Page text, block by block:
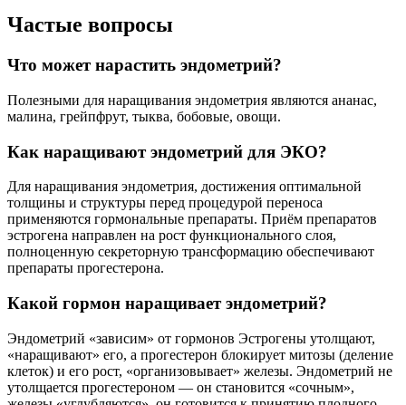
Частые вопросы
Что может нарастить эндометрий?
Полезными для наращивания эндометрия являются ананас,
малина, грейпфрут, тыква, бобовые, овощи.
Как наращивают эндометрий для ЭКО?
Для наращивания эндометрия, достижения оптимальной
толщины и структуры перед процедурой переноса
применяются гормональные препараты. Приём препаратов
эстрогена направлен на рост функционального слоя,
полноценную секреторную трансформацию обеспечивают
препараты прогестерона.
Какой гормон наращивает эндометрий?
Эндометрий «зависим» от гормонов Эстрогены утолщают,
«наращивают» его, а прогестерон блокирует митозы (деление
клеток) и его рост, «организовывает» железы. Эндометрий не
утолщается прогестероном — он становится «сочным»,